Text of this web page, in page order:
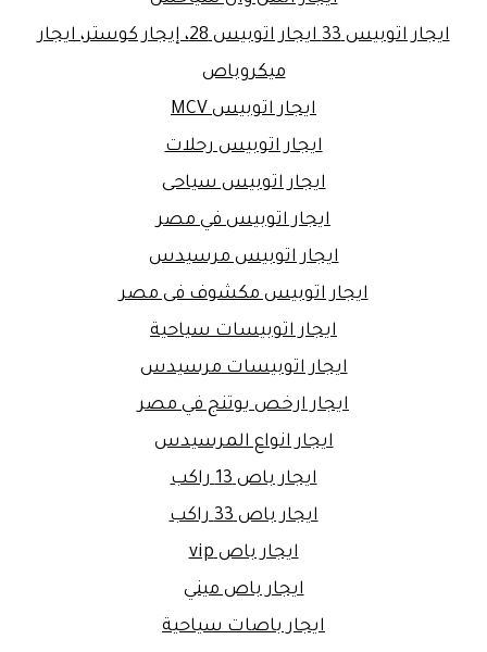
ايجار اتوبيس 33 ايجار اتوبيس 28، إيجار كوستر، ايجار
ميكروباص
ايجار اتوبيس MCV
ايجار اتوبيس رحلات
ايجار اتوبيس سياحى
ايجار اتوبيس في مصر
ايجار اتوبيس مرسيدس
ايجار اتوبيس مكشوف فى مصر
ايجار اتوبيسات سياحية
ايجار اتوبيسات مرسيدس
ايجار ارخص يوتنج في مصر
ايجار انواع المرسيدس
ايجار باص 13 راكب
ايجار باص 33 راكب
ايجار باص vip
ايجار باص ميني
ايجار باصات سياحية